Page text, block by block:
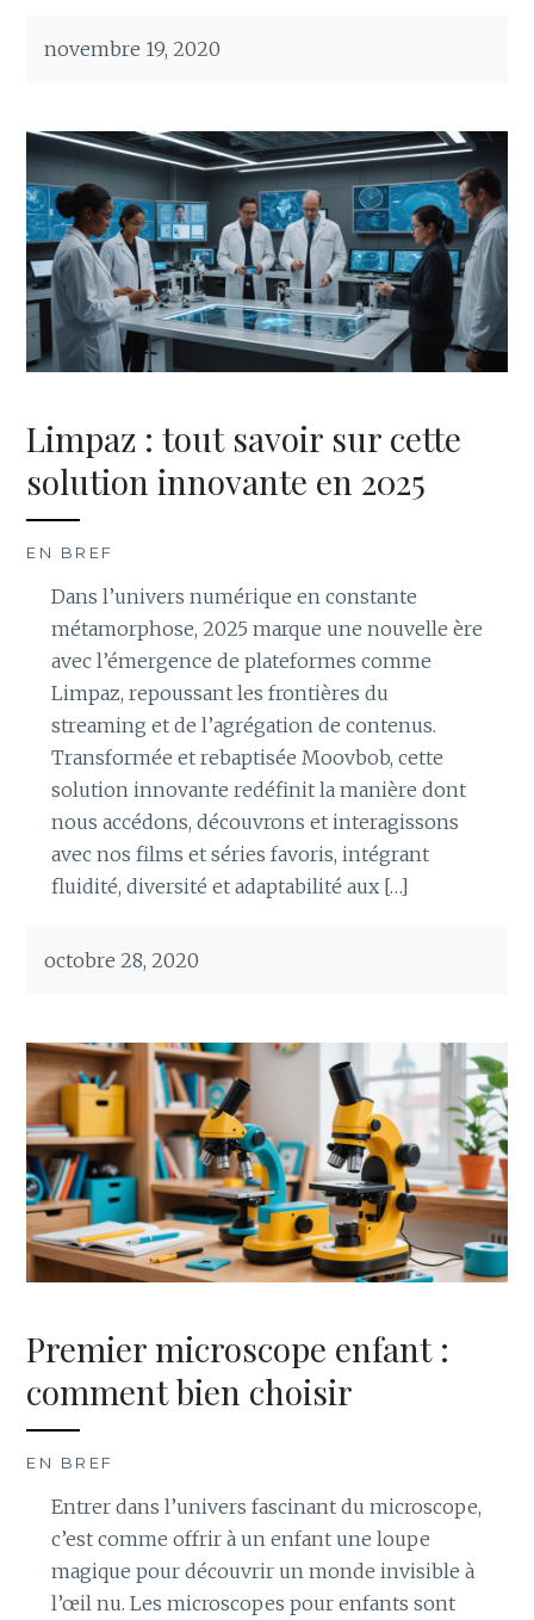
novembre 19, 2020
Limpaz : tout savoir sur cette
solution innovante en 2025
EN BREF
Dans l’univers numérique en constante
métamorphose, 2025 marque une nouvelle ère
avec l’émergence de plateformes comme
Limpaz, repoussant les frontières du
streaming et de l’agrégation de contenus.
Transformée et rebaptisée Moovbob, cette
solution innovante redéfinit la manière dont
nous accédons, découvrons et interagissons
avec nos films et séries favoris, intégrant
fluidité, diversité et adaptabilité aux […]
octobre 28, 2020
Premier microscope enfant :
comment bien choisir
EN BREF
Entrer dans l’univers fascinant du microscope,
c’est comme offrir à un enfant une loupe
magique pour découvrir un monde invisible à
l’œil nu. Les microscopes pour enfants sont